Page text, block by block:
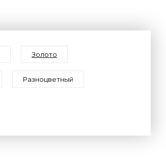
Золото
Разноцветный